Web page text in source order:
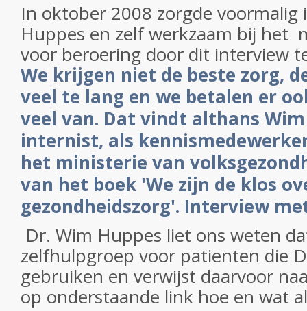
In oktober 2008 zorgde
Huppes en zelf werkzaam bij het
voor beroering door dit interview
We krijgen niet de beste zorg,
veel te lang en we betalen er
veel van. Dat vindt althans
internist, als
het ministerie van
van het boek 'We zijn de klos
gezondheidszorg'. Interview
Dr. Wim Huppes liet ons weten
zelfhulpgroep voor patienten die
gebruiken en verwijst daarvoor
op onderstaande link hoe en wat